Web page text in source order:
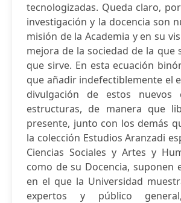
tecnologizadas. Queda claro,
investigación y la docencia son
misión de la Academia y en su
mejora de la sociedad de la que
que sirve. En esta ecuación
que añadir indefectiblemente el
divulgación de estos nuevos
estructuras, de manera que
presente, junto con los demás
la colección Estudios Aranzadi
Ciencias Sociales y Artes y
como de su Docencia, suponen
en el que la Universidad
expertos y público